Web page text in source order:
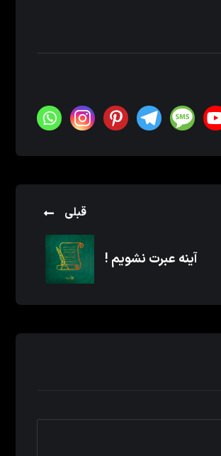
قبلی
آینه عبرت نشویم !